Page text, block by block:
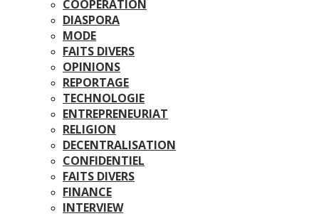
COOPERATION
DIASPORA
MODE
FAITS DIVERS
OPINIONS
REPORTAGE
TECHNOLOGIE
ENTREPRENEURIAT
RELIGION
DECENTRALISATION
CONFIDENTIEL
FAITS DIVERS
FINANCE
INTERVIEW